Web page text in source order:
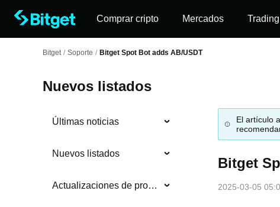
Comprar cripto Mercados Trading
Bitget / Soporte / Bitget Spot Bot adds AB/USDT
Nuevos listados
Últimas noticias
Nuevos listados
Actualizaciones de productos
El artículo
Bitget
2025-03-05